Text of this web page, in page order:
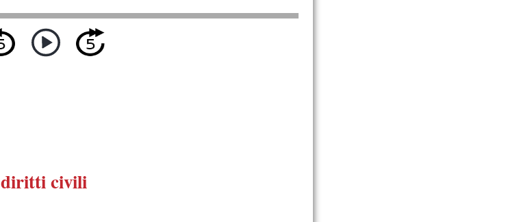
diritti civili